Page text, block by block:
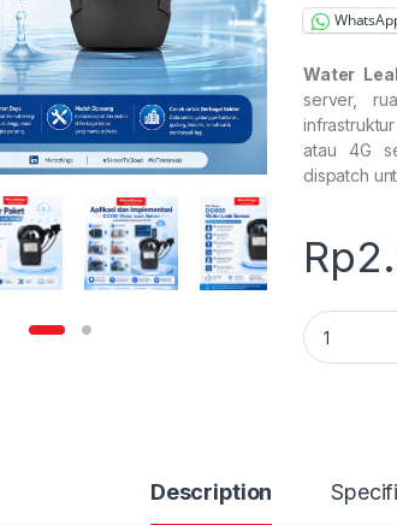
Water
server,
atau 4G
dispatch
Rp
Water
Description